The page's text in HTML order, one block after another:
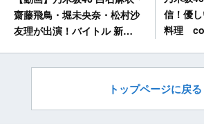
齋藤飛鳥・堀未央奈・松村沙
友理が出演！バイトル 新
信！優
料理
トップページに戻る